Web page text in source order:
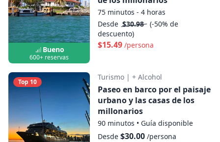
Bueno
600+ reservas
75 minutos - 4 horas
Desde $30.98 (-50% de
descuento)
$15.49/persona
Top 10
Turismo | + Alcohol
Paseo en barco por el paisaje
urbano y las casas de los
millonarios
90 minutos • Guía disponible
Desde $30.00/persona